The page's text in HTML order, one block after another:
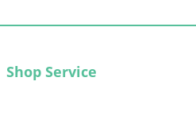
Shop Service